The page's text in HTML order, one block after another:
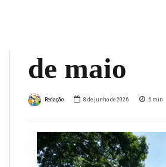
de maio
Redação 8 de junho de 2026 6 min